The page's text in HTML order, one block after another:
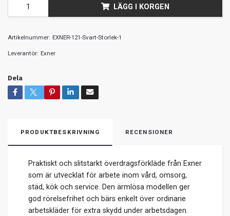
LÄGG I KORGEN
Artikelnummer: EXNER-121-Svart-Storlek-1
Leverantör: Exner
Dela
PRODUKTBESKRIVNING RECENSIONER
Praktiskt och slitstarkt överdragsförkläde från Exner
som är utvecklat för arbete inom vård, omsorg,
städ, kök och service. Den ärmlösa modellen ger
god rörelsefrihet och bärs enkelt över ordinarie
arbetskläder för extra skydd under arbetsdagen.